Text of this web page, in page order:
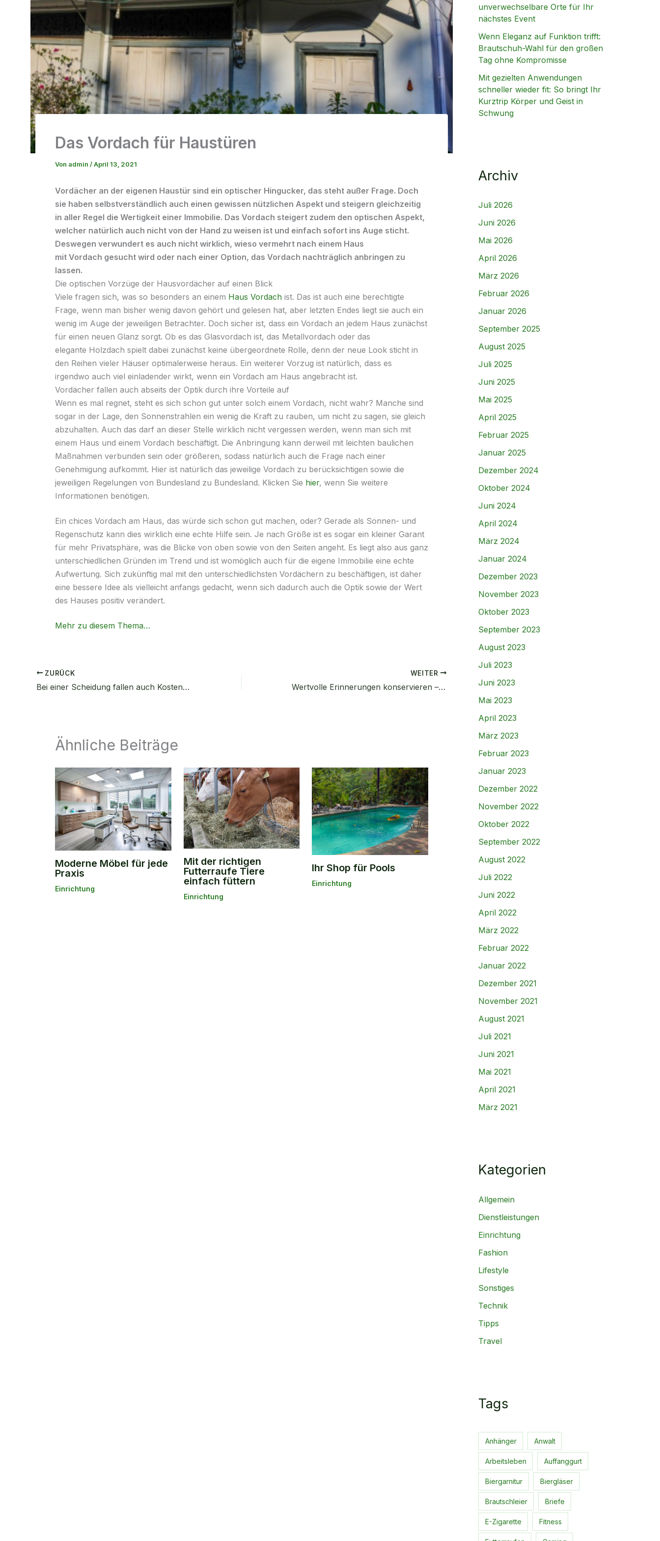
Das Vordach für Haustüren
Von admin /April 13, 2021
Vordächer an der eigenen Haustür sind ein optischer Hingucker, das steht außer Frage. Doch
sie haben selbstverständlich auch einen gewissen nützlichen Aspekt und steigern gleichzeitig
in aller Regel die Wertigkeit einer Immobilie. Das Vordach steigert zudem den optischen Aspekt,
welcher natürlich auch nicht von der Hand zu weisen ist und einfach sofort ins Auge sticht.
Deswegen verwundert es auch nicht wirklich, wieso vermehrt nach einem Haus
mit Vordach gesucht wird oder nach einer Option, das Vordach nachträglich anbringen zu
lassen.
Die optischen Vorzüge der Hausvordächer auf einen Blick
Viele fragen sich, was so besonders an einem Haus Vordach ist. Das ist auch eine berechtigte
Frage, wenn man bisher wenig davon gehört und gelesen hat, aber letzten Endes liegt sie auch ein
wenig im Auge der jeweiligen Betrachter. Doch sicher ist, dass ein Vordach an jedem Haus zunächst
für einen neuen Glanz sorgt. Ob es das Glasvordach ist, das Metallvordach oder das
elegante Holzdach spielt dabei zunächst keine übergeordnete Rolle, denn der neue Look sticht in
den Reihen vieler Häuser optimalerweise heraus. Ein weiterer Vorzug ist natürlich, dass es
irgendwo auch viel einladender wirkt, wenn ein Vordach am Haus angebracht ist.
Vordächer fallen auch abseits der Optik durch ihre Vorteile auf
Wenn es mal regnet, steht es sich schon gut unter solch einem Vordach, nicht wahr? Manche sind
sogar in der Lage, den Sonnenstrahlen ein wenig die Kraft zu rauben, um nicht zu sagen, sie gleich
abzuhalten. Auch das darf an dieser Stelle wirklich nicht vergessen werden, wenn man sich mit
einem Haus und einem Vordach beschäftigt. Die Anbringung kann derweil mit leichten baulichen
Maßnahmen verbunden sein oder größeren, sodass natürlich auch die Frage nach einer
Genehmigung aufkommt. Hier ist natürlich das jeweilige Vordach zu berücksichtigen sowie die
jeweiligen Regelungen von Bundesland zu Bundesland. Klicken Sie hier, wenn Sie weitere
Informationen benötigen.
Ein chices Vordach am Haus, das würde sich schon gut machen, oder? Gerade als Sonnen- und
Regenschutz kann dies wirklich eine echte Hilfe sein. Je nach Größe ist es sogar ein kleiner Garant
für mehr Privatsphäre, was die Blicke von oben sowie von den Seiten angeht. Es liegt also aus ganz
unterschiedlichen Gründen im Trend und ist womöglich auch für die eigene Immobilie eine echte
Aufwertung. Sich zukünftig mal mit den unterschiedlichsten Vordächern zu beschäftigen, ist daher
eine bessere Idee als vielleicht anfangs gedacht, wenn sich dadurch auch die Optik sowie der Wert
des Hauses positiv verändert.
Mehr zu diesem Thema…
ZURÜCK
Bei einer Scheidung fallen auch Kosten an
WEITER
Wertvolle Erinnerungen konservieren – so funktioniert es
Ähnliche Beiträge
Moderne Möbel für jede
Praxis
Einrichtung
Mit der richtigen
Futterraufe Tiere
einfach füttern
Einrichtung
Ihr Shop für Pools
Einrichtung
unverwechselbare Orte für Ihr
nächstes Event
Wenn Eleganz auf Funktion trifft:
Brautschuh-Wahl für den großen
Tag ohne Kompromisse
Mit gezielten Anwendungen
schneller wieder fit: So bringt Ihr
Kurztrip Körper und Geist in
Schwung
Archiv
Juli 2026
Juni 2026
Mai 2026
April 2026
März 2026
Februar 2026
Januar 2026
September 2025
August 2025
Juli 2025
Juni 2025
Mai 2025
April 2025
Februar 2025
Januar 2025
Dezember 2024
Oktober 2024
Juni 2024
April 2024
März 2024
Januar 2024
Dezember 2023
November 2023
Oktober 2023
September 2023
August 2023
Juli 2023
Juni 2023
Mai 2023
April 2023
März 2023
Februar 2023
Januar 2023
Dezember 2022
November 2022
Oktober 2022
September 2022
August 2022
Juli 2022
Juni 2022
April 2022
März 2022
Februar 2022
Januar 2022
Dezember 2021
November 2021
August 2021
Juli 2021
Juni 2021
Mai 2021
April 2021
März 2021
Kategorien
Allgemein
Dienstleistungen
Einrichtung
Fashion
Lifestyle
Sonstiges
Technik
Tipps
Travel
Tags
Anhänger Anwalt
Arbeitsleben Auffanggurt
Biergarnitur Biergläser
Brautschleier Briefe
E-Zigarette Fitness